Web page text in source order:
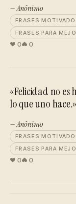
— Anónimo
FRASES
FRASES PARA
0 0
«Felicidad no es
lo que uno hace.»
— Anónimo
FRASES
FRASES PARA
0 0